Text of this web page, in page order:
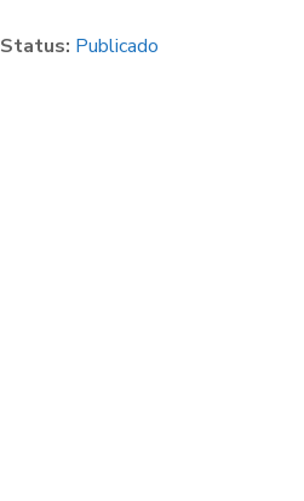
Status: Publicado